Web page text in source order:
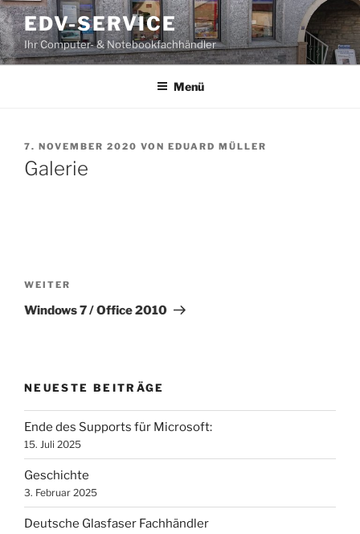
Zum
Inhalt
springen
EDV-SERVICE
Ihr Computer- & Notebookfachhändler
Menü
VERÖFFENTLICHT
AM
7. NOVEMBER 2020 VON EDUARD MÜLLER
Galerie
Nächster
Beitrag
WEITER
Windows 7 / Office 2010
NEUESTE BEITRÄGE
Ende des Supports für Microsoft:
15. Juli 2025
Geschichte
3. Februar 2025
Deutsche Glasfaser Fachhändler